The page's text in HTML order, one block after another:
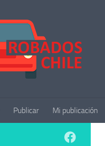
Publicar Mi publicación